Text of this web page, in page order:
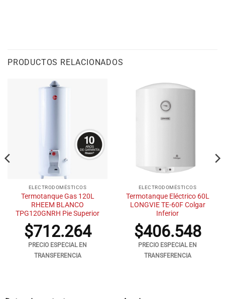
PRODUCTOS RELACIONADOS
ELECTRODOMÉSTICOS
Termotanque Gas 120L
RHEEM BLANCO
TPG120GNRH Pie Superior
$712.264
PRECIO ESPECIAL EN
TRANSFERENCIA
ELECTRODOMÉSTICOS
Termotanque Eléctrico 60L
LONGVIE TE-60F Colgar
Inferior
$406.548
PRECIO ESPECIAL EN
TRANSFERENCIA